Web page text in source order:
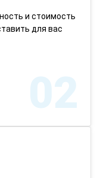
и стоимость
для вас
02